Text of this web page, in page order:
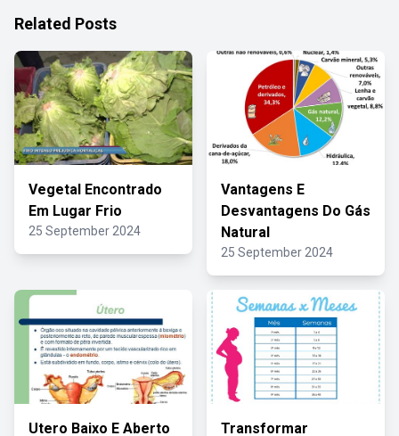
Related Posts
Vegetal Encontrado
Em Lugar Frio
25 September 2024
Vantagens E
Desvantagens Do Gás
Natural
25 September 2024
Utero Baixo E Aberto Transformar